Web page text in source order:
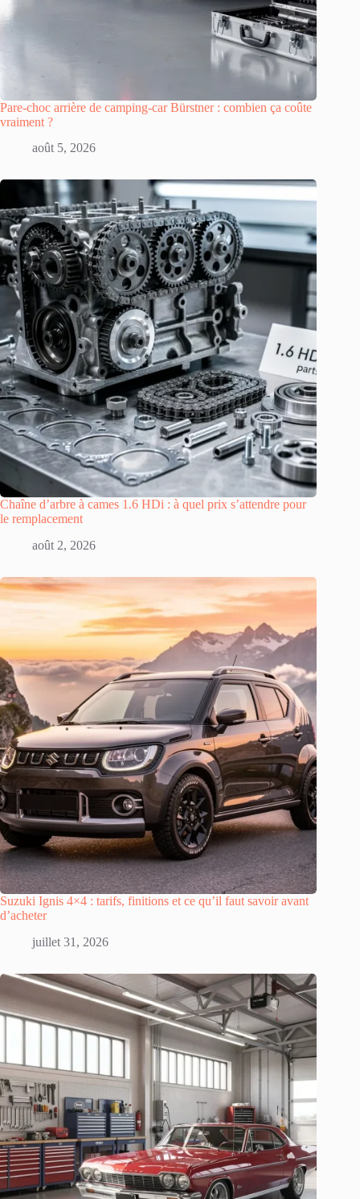
Pare-choc arrière de camping-car Bürstner : combien ça coûte
vraiment ?
août 5, 2026
Chaîne d’arbre à cames 1.6 HDi : à quel prix s’attendre pour
le remplacement
août 2, 2026
Suzuki Ignis 4×4 : tarifs, finitions et ce qu’il faut savoir avant
d’acheter
juillet 31, 2026